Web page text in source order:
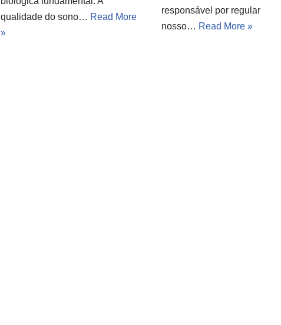
qualidade do sono… Read More
»
responsável por regular
nosso… Read More »